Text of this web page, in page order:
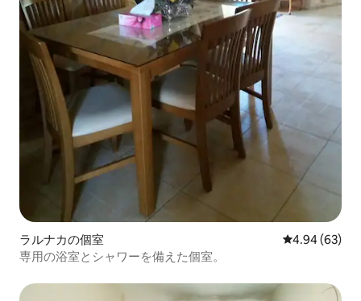
ラルナカの個室 レビュー63
4.94 (63)
専用の浴室とシャワーを備えた個室。